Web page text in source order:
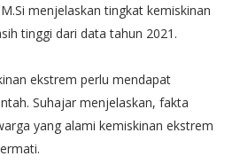
menjelaskan tingkat kemiskinan
tinggi dari data tahun 2021.
ekstrem perlu mendapat
Suhajar menjelaskan, fakta
yang alami kemiskinan ekstrem